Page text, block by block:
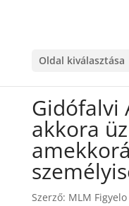
Oldal kiválasztása
Gidófalvi
akkora
Szerző: MLM Figyelo